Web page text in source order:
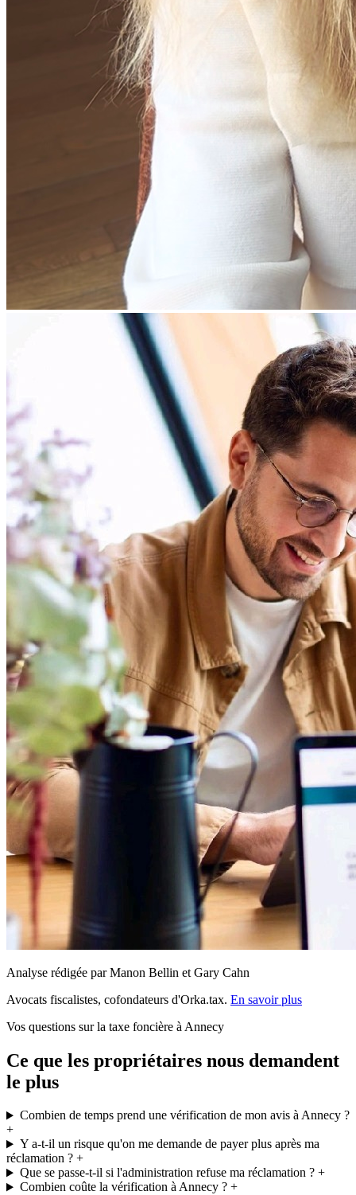
Analyse rédigée par Manon Bellin et Gary Cahn
Avocats fiscalistes, cofondateurs d'Orka.tax. En savoir plus
Vos questions sur la taxe foncière à Annecy
Ce que les propriétaires nous demandent
le plus
Combien de temps prend une vérification de mon avis à Annecy ?
+
Y a-t-il un risque qu'on me demande de payer plus après ma
réclamation ? +
Que se passe-t-il si l'administration refuse ma réclamation ?+
Combien coûte la vérification à Annecy ?+